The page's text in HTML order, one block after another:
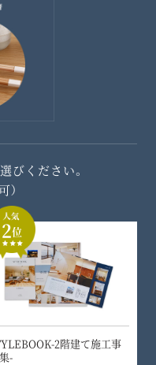
びください。
）
2階建て施工事
-
2位